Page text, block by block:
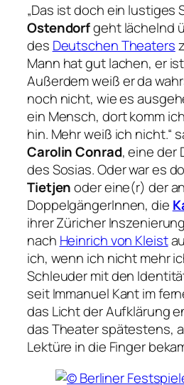
„Das ist doch ein lustiges
Ostendorfgeht lächelnd
des Deutschen Theaters
Mann hat gut lachen, er
Außerdem weiß er da
noch nicht, wie es
ein Mensch, dort komm
hin. Mehr weiß ich nicht.“
Carolin Conrad, eine der
des Sosias. Oder war es
Tietjenoder eine(r) der
DoppelgängerInnen, die
ihrer Züricher
nach Heinrich von Kleist
ich, wenn ich nicht mehr
Schleuder mit den
seit Immanuel Kant im
das Licht der Aufklärung
das Theater spätestens,
Lektüre in die Finger